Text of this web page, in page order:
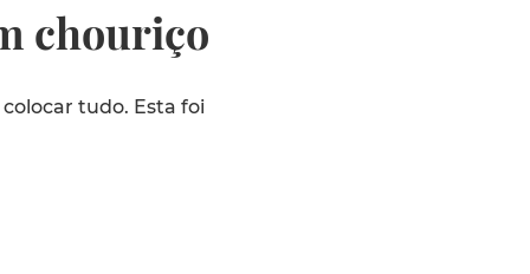
chouriço
tudo. Esta foi